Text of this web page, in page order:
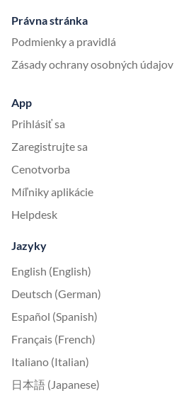
Právna stránka
Podmienky a pravidlá
Zásady ochrany osobných údajov
App
Prihlásiť sa
Zaregistrujte sa
Cenotvorba
Míľniky aplikácie
Helpdesk
Jazyky
English (English)
Deutsch (German)
Español (Spanish)
Français (French)
Italiano (Italian)
日本語 (Japanese)